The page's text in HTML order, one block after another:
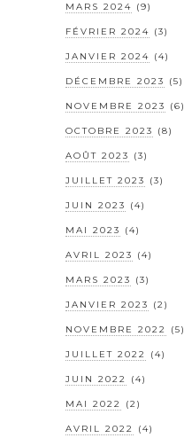
MARS 2024 (9)
FÉVRIER 2024 (3)
JANVIER 2024 (4)
DÉCEMBRE 2023 (5)
NOVEMBRE 2023 (6)
OCTOBRE 2023 (8)
AOÛT 2023 (3)
JUILLET 2023 (3)
JUIN 2023 (4)
MAI 2023 (4)
AVRIL 2023 (4)
MARS 2023 (3)
JANVIER 2023 (2)
NOVEMBRE 2022 (5)
JUILLET 2022 (4)
JUIN 2022 (4)
MAI 2022 (2)
AVRIL 2022 (4)